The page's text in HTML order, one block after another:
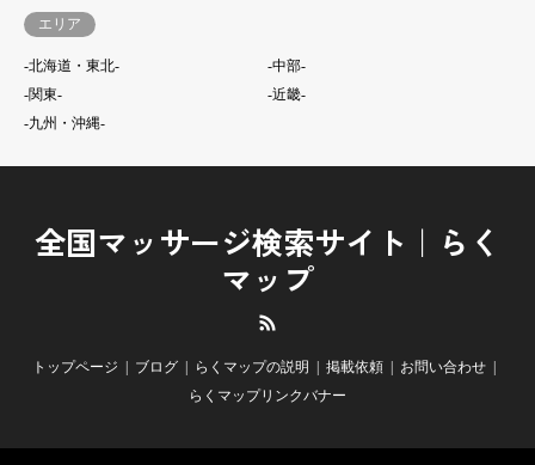
エリア
-北海道・東北-
-中部-
-関東-
-近畿-
-九州・沖縄-
全国マッサージ検索サイト｜らく
マップ
トップページ ブログ らくマップの説明 掲載依頼
お問い合わせ
らくマップリンクバナー